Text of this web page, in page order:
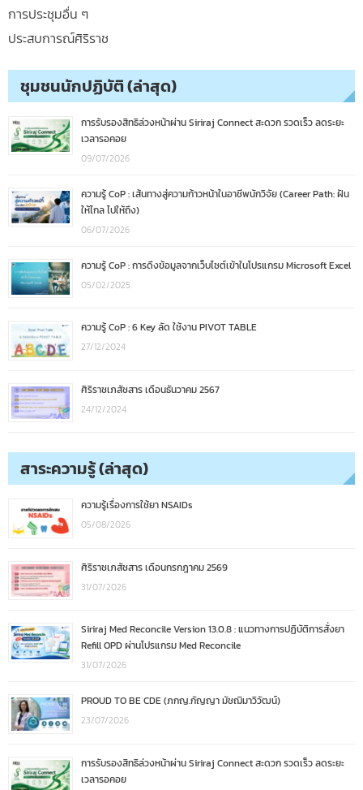
การประชุมอื่น ๆ
ประสบการณ์ศิริราช
ชุมชนนักปฏิบัติ (ล่าสุด)
การรับรองสิทธิล่วงหน้าผ่าน Siriraj Connect สะดวก รวดเร็ว ลดระยะ
เวลารอคอย
09/07/2026
ความรู้ CoP : เส้นทางสู่ความก้าวหน้าในอาชีพนักวิจัย (Career Path: ฝัน
ให้ไกล ไปให้ถึง)
06/07/2026
ความรู้ CoP : การดึงข้อมูลจากเว็บไซต์เข้าในโปรแกรม Microsoft Excel
05/02/2025
ความรู้ CoP : 6 Key ลัด ใช้งาน PIVOT TABLE
27/12/2024
ศิริราชเภสัชสาร เดือนธันวาคม 2567
24/12/2024
สาระความรู้ (ล่าสุด)
ความรู้เรื่องการใช้ยา NSAIDs
05/08/2026
ศิริราชเภสัชสาร เดือนกรกฎาคม 2569
31/07/2026
Siriraj Med Reconcile Version 13.0.8 : แนวทางการปฏิบัติการสั่งยา
Refill OPD ผ่านโปรแกรม Med Reconcile
31/07/2026
PROUD TO BE CDE (ภกญ.กัญญา มัชฌิมาวิวัฒน์)
23/07/2026
การรับรองสิทธิล่วงหน้าผ่าน Siriraj Connect สะดวก รวดเร็ว ลดระยะ
เวลารอคอย